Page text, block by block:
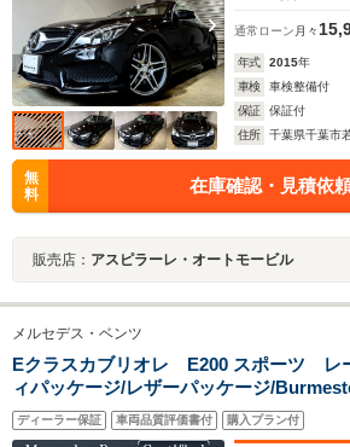
通常ローン 月々
年式 2015年
車検
車検整備付
保証
保証付
住所
千葉県千葉市
無
料
在庫確認・見積依
販売店： アスピラーレ・オートモービル
メルセデス・ベンツ
Eクラスカブリオレ E200 スポーツ レ
ィパッケージ/レザーパッケージ/
ウンドシステム/パフュームアトマイザ/
テム/シートヒーター/アンビエントライト
ディーラー保証 車両品質評価書付 購入プラン付